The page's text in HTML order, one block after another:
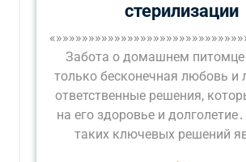
стерилизации
Забота о домашнем питомце
только бесконечная любовь и
ответственные решения,
на его здоровье и
таких ключевых решений